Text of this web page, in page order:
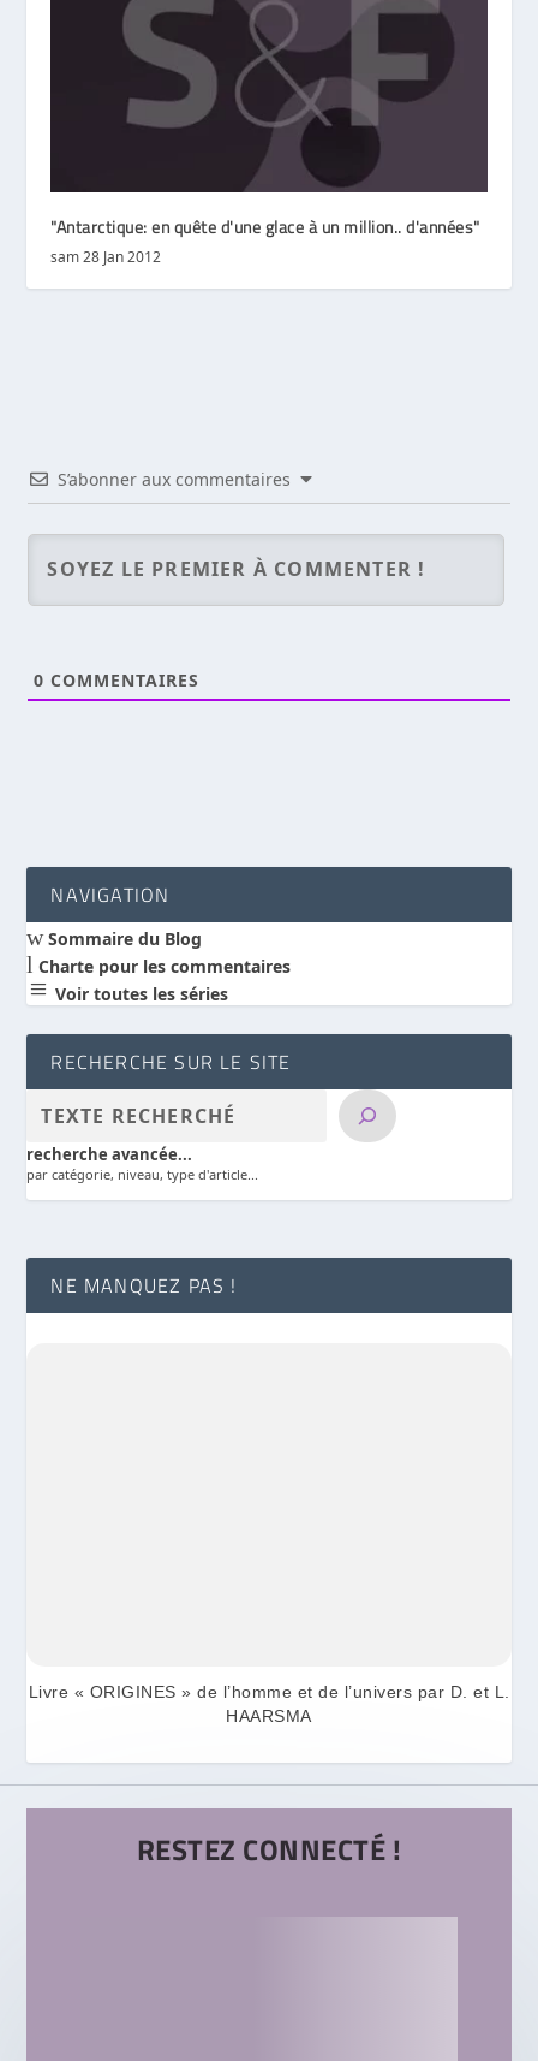
"Antarctique: en quête d'une glace à un million.. d'années"
sam 28 Jan 2012
S’abonner aux commentaires
0 COMMENTAIRES
NAVIGATION
wSommaire du Blog
l Charte pour les commentaires
a Voir toutes les séries
RECHERCHE SUR LE SITE
recherche avancée...
par catégorie, niveau, type d'article...
NE MANQUEZ PAS !
Livre « ORIGINES » de l’homme et de l’univers par D. et L.
HAARSMA
RESTEZ CONNECTÉ !